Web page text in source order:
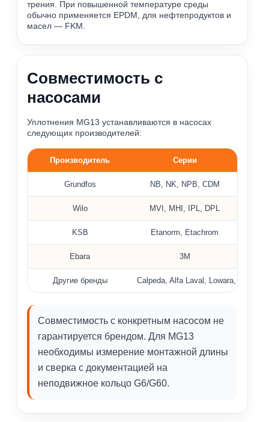
трения. При повышенной температуре среды
обычно применяется EPDM, для нефтепродуктов и
масел — FKM.
Совместимость с
насосами
Уплотнения MG13 устанавливаются в насосах
следующих производителей:
Производитель Серии
Grundfos NB, NK, NPB, CDM
Wilo MVI, MHI, IPL, DPL
KSB Etanorm, Etachrom
Ebara 3M
Другие бренды Calpeda, Alfa Laval, Lowara,
Совместимость с конкретным насосом не
гарантируется брендом. Для MG13
необходимы измерение монтажной длины
и сверка с документацией на
неподвижное кольцо G6/G60.